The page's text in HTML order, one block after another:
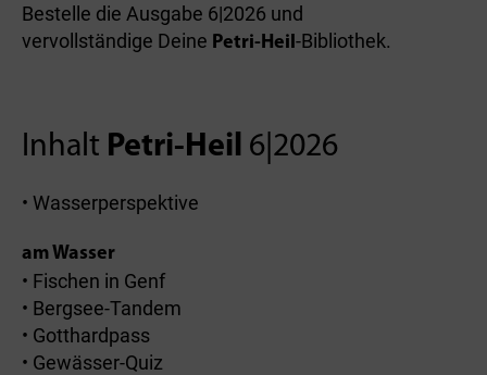
Bestelle die Ausgabe 6|2026 und
vervollständige Deine Petri-Heil-Bibliothek.
Inhalt Petri-Heil 6|2026
• Wasserperspektive
am Wasser
• Fischen in Genf
• Bergsee-Tandem
• Gotthardpass
• Gewässer-Quiz